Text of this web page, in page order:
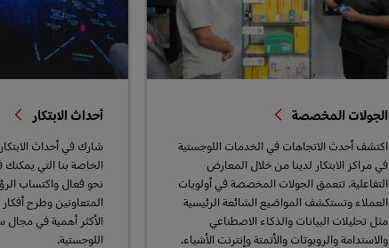
الجولات المخصصة
اكتشف أحدث الاتجاهات في الخدمات اللوجستية
في مراكز الابتكار لدينا من خلال المعارض
التفاعلية. تتعمق الجولات المخصصة في أولويات
العملاء وتستكشف المواضيع الشائعة الرئيسية
مثل تحليلات البيانات والذكاء الاصطناعي
والاستدامة والروبوتات والأتمتة وإنترنت الأشياء.
أحداث الابتكار
شارك في أحداث
الخاصة بنا التي
نحو فعال واكتساب
المتعاونين وطرح
الأكثر أهمية في مجال
اللوجستية.